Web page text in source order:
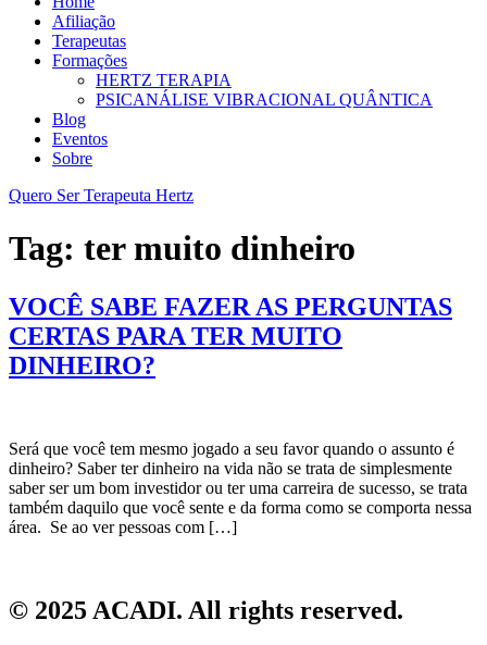
Afiliação
Terapeutas
Formações
HERTZ TERAPIA
PSICANÁLISE VIBRACIONAL QUÂNTICA
Blog
Eventos
Sobre
Quero Ser Terapeuta Hertz
Tag: ter muito dinheiro
VOCÊ SABE FAZER AS PERGUNTAS
CERTAS PARA TER MUITO
DINHEIRO?
Será que você tem mesmo jogado a seu favor quando o assunto é
dinheiro? Saber ter dinheiro na vida não se trata de simplesmente
saber ser um bom investidor ou ter uma carreira de sucesso, se trata
também daquilo que você sente e da forma como se comporta nessa
área. Se ao ver pessoas com […]
© 2025 ACADI. All rights reserved.